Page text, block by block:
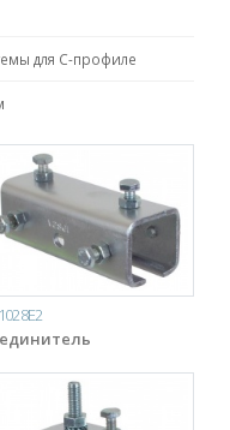
для C-профиле